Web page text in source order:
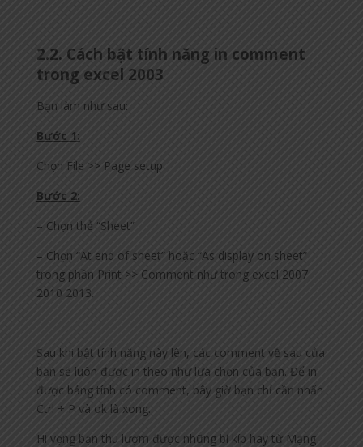
2.2. Cách bật tính năng in comment
trong excel 2003
Bạn làm như sau:
Bước 1:
Chọn File >> Page setup
Bước 2:
– Chọn thẻ “Sheet”
– Chọn “At end of sheet” hoặc “As display on sheet”
trong phần Print >> Comment như trong excel 2007
2010 2013.
Sau khi bật tính năng này lên, các comment về sau của
bạn sẽ luôn được in theo như lựa chọn của bạn. Để in
được bảng tính có comment, bây giờ bạn chỉ cần nhấn
Ctrl + P và ok là xong.
Hi vọng bạn thu lượm được những bí kíp hay từ Mạng